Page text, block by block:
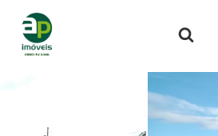
Página inicial